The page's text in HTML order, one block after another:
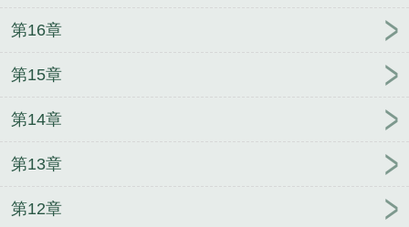
撩人 男扮女装去学堂
地球
上线
现在悔婚来得及吗
谁的小
眼睛还没看影帝
神医，救我
狗命 今天双排不要你
第16章
第15章
第14章
第13章
第12章